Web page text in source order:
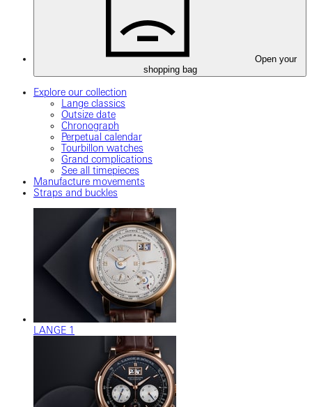
Open your
shopping bag
Explore our collection
Lange classics
Outsize date
Chronograph
Perpetual calendar
Tourbillon watches
Grand complications
See all timepieces
Manufacture movements
Straps and buckles
LANGE 1